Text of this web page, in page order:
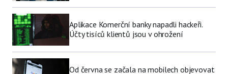
Aplikace Komerční banky napadli hackeři.
Účty tisíců klientů jsou v ohrožení
Od června se začala na mobilech objevovat